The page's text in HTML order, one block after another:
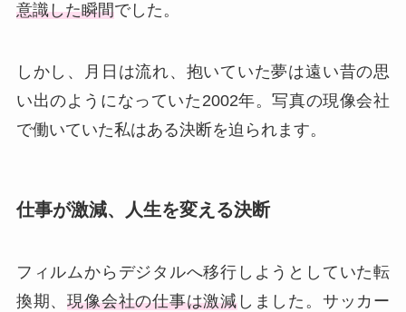
意識した瞬間でした。
しかし、月日は流れ、抱いていた夢は遠い昔の思
い出のようになっていた2002年。写真の現像会社
で働いていた私はある決断を迫られます。
仕事が激減、人生を変える決断
フィルムからデジタルへ移行しようとしていた転
換期、現像会社の仕事は激減しました。サッカー